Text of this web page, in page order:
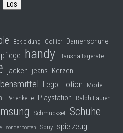
LOS
Bekleidung Collier Damenschuhe
handy Haushaltsgeräte
jacken jeans Kerzen
Lego Lotion Mode
Perlenkette Playstation Ralph Lauren
Schmuckset Schuhe
sonderposten Sony spielzeug